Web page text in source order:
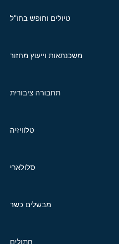
טיולים וחופש בחו"ל
משכנתאות וייעוץ מחזור
תחבורה ציבורית
טלוויזיה
סלולארי
מבשלים כשר
חתולים